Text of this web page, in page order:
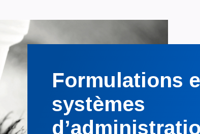
Formulations
systèmes